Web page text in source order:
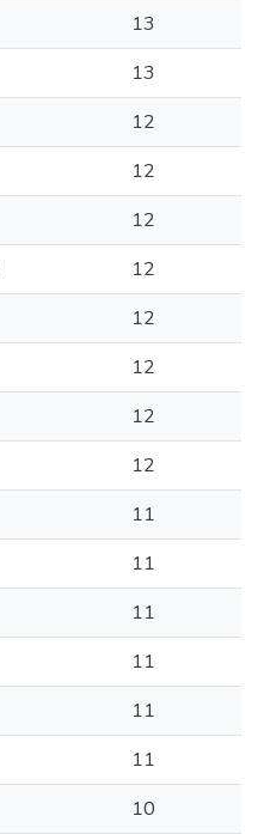
13
13
12
12
12
12
12
12
12
12
11
11
11
11
11
11
10